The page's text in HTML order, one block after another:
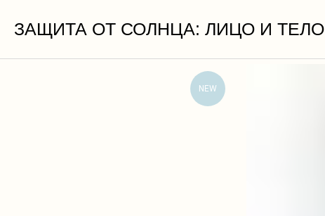
ЗАЩИТА ОТ СОЛНЦА: ЛИЦО И ТЕЛО
NEW